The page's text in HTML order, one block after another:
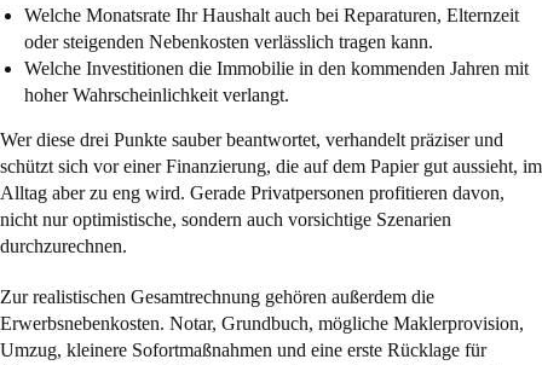
Welche Monatsrate Ihr Haushalt auch bei Reparaturen, Elternzeit
oder steigenden Nebenkosten verlässlich tragen kann.
Welche Investitionen die Immobilie in den kommenden Jahren mit
hoher Wahrscheinlichkeit verlangt.
Wer diese drei Punkte sauber beantwortet, verhandelt präziser und
schützt sich vor einer Finanzierung, die auf dem Papier gut aussieht, im
Alltag aber zu eng wird. Gerade Privatpersonen profitieren davon,
nicht nur optimistische, sondern auch vorsichtige Szenarien
durchzurechnen.
Zur realistischen Gesamtrechnung gehören außerdem die
Erwerbsnebenkosten. Notar, Grundbuch, mögliche Maklerprovision,
Umzug, kleinere Sofortmaßnahmen und eine erste Rücklage für